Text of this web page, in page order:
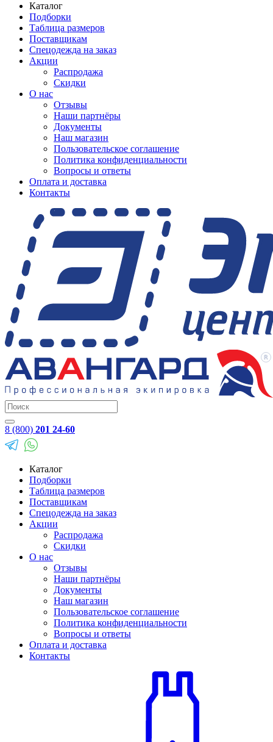
Каталог
Подборки
Таблица размеров
Поставщикам
Спецодежда на заказ
Акции
Распродажа
Скидки
О нас
Отзывы
Наши партнёры
Документы
Наш магазин
Пользовательское соглашение
Политика конфиденциальности
Вопросы и ответы
Оплата и доставка
Контакты
8 (800) 201 24-60
Каталог
Подборки
Таблица размеров
Поставщикам
Спецодежда на заказ
Акции
Распродажа
Скидки
О нас
Отзывы
Наши партнёры
Документы
Наш магазин
Пользовательское соглашение
Политика конфиденциальности
Вопросы и ответы
Оплата и доставка
Контакты